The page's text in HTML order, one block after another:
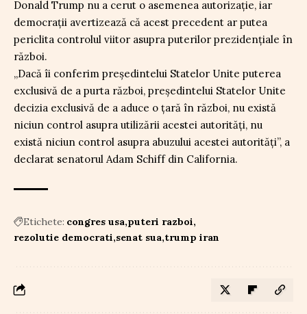
Donald Trump nu a cerut o asemenea autorizație, iar
democrații avertizează că acest precedent ar putea
periclita controlul viitor asupra puterilor prezidențiale în
război.
„Dacă îi conferim președintelui Statelor Unite puterea
exclusivă de a purta război, președintelui Statelor Unite
decizia exclusivă de a aduce o țară în război, nu există
niciun control asupra utilizării acestei autorități, nu
există niciun control asupra abuzului acestei autorități”, a
declarat senatorul Adam Schiff din California.
Etichete: congres usa puteri razboi
rezolutie democrati senat sua trump iran